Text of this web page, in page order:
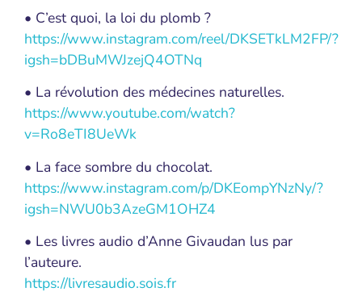
• C’est quoi, la loi du plomb ?
https://www.instagram.com/reel/DKSETkLM2FP/?
igsh=bDBuMWJzejQ4OTNq
• La révolution des médecines naturelles.
https://www.youtube.com/watch?
v=Ro8eTI8UeWk
• La face sombre du chocolat.
https://www.instagram.com/p/DKEompYNzNy/?
igsh=NWU0b3AzeGM1OHZ4
• Les livres audio d’Anne Givaudan lus par
l’auteure.
https://livresaudio.sois.fr